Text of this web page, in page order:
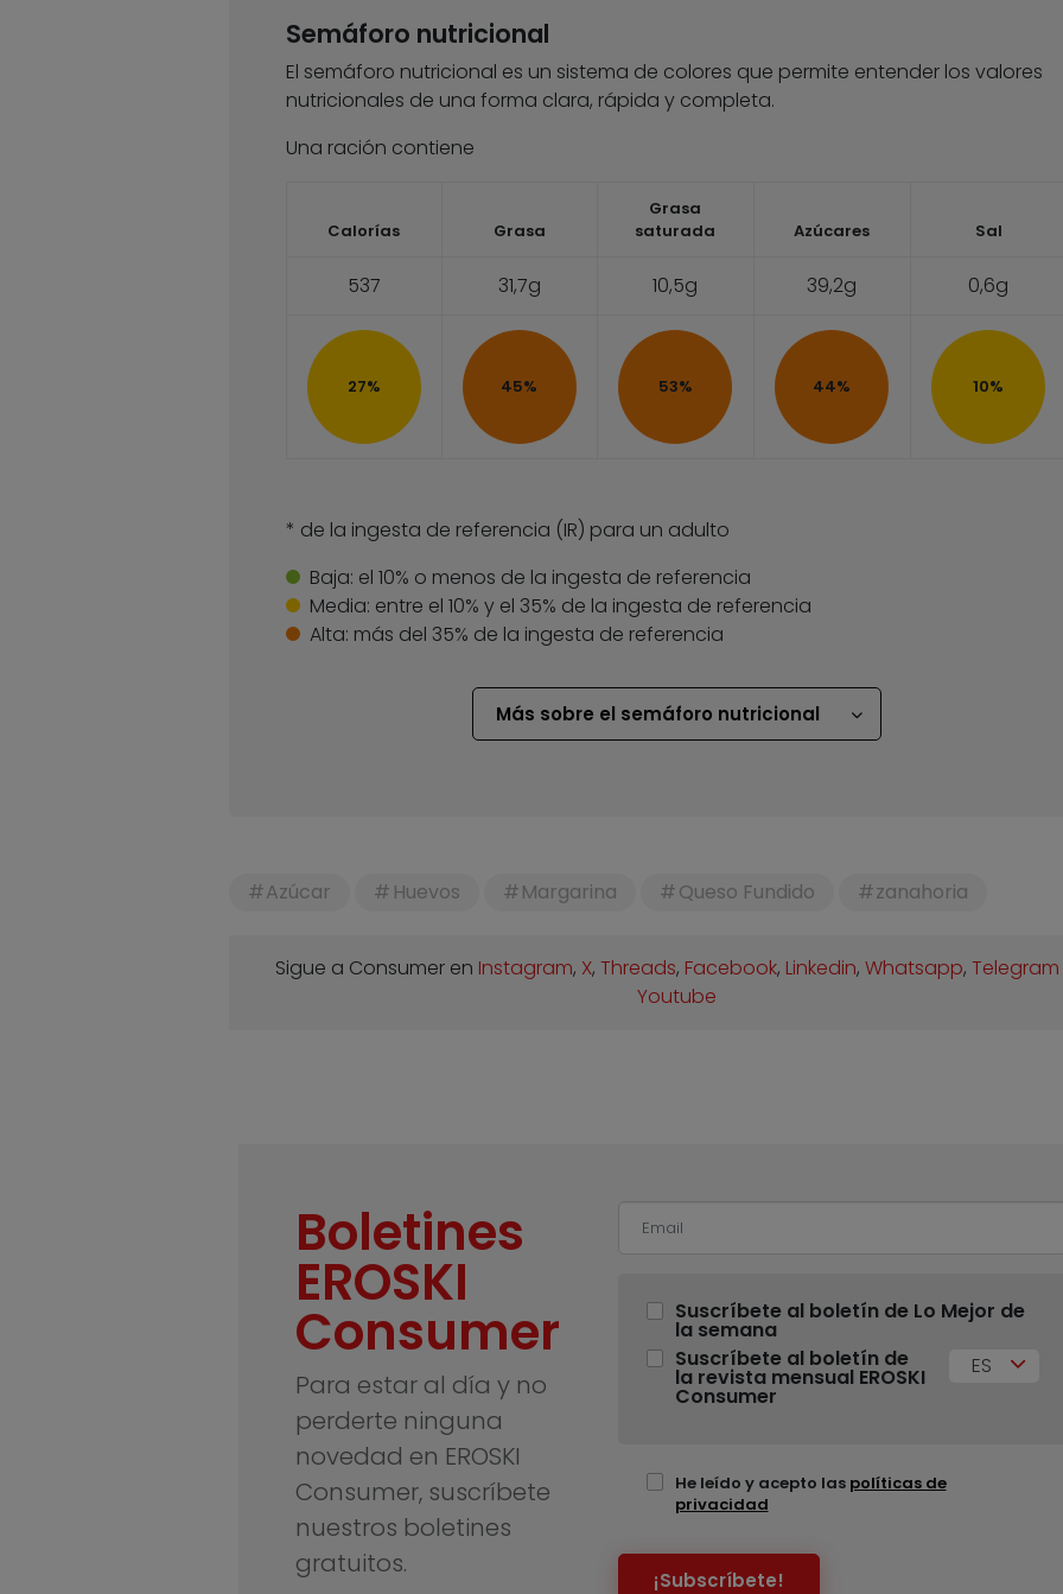
Semáforo nutricional
El semáforo nutricional es un sistema de colores que permite entender los valores
nutricionales de una forma clara, rápida y completa.
Una ración contiene
Calorías Grasa
Grasa
saturada
Azúcares Sal
537 31,7g 10,5g 39,2g 0,6g
27% 45% 53% 44% 10%
* de la ingesta de referencia (IR) para un adulto
Baja: el 10% o menos de la ingesta de referencia
Media: entre el 10% y el 35% de la ingesta de referencia
Alta: más del 35% de la ingesta de referencia
Más sobre el semáforo nutricional
Azúcar Huevos Margarina Queso Fundido zanahoria
Sigue a Consumer en Instagram, X,Threads, Facebook, Linkedin,Whatsapp,Telegram
Youtube
Boletines
EROSKI
Consumer
Para estar al día y no
perderte ninguna
novedad en EROSKI
Consumer, suscríbete
nuestros boletines
gratuitos.
Suscríbete al boletín de Lo Mejor de
la semana
Suscríbete al boletín de
la revista mensual EROSKI
Consumer
ES
He leído y acepto las políticas de
privacidad
¡Subscríbete!